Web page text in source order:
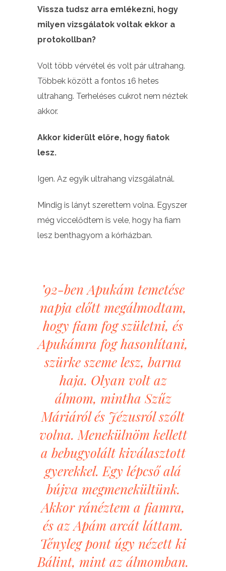
Vissza tudsz arra emlékezni, hogy
milyen vizsgálatok voltak ekkor a
protokollban?
Volt több vérvétel és volt pár ultrahang.
Többek között a fontos 16 hetes
ultrahang. Terheléses cukrot nem néztek
akkor.
Akkor kiderült előre, hogy fiatok
lesz.
Igen. Az egyik ultrahang vizsgálatnál.
Mindig is lányt szerettem volna. Egyszer
még viccelődtem is vele, hogy ha fiam
lesz benthagyom a kórházban.
’92-ben Apukám temetése
napja előtt megálmodtam,
hogy fiam fog születni, és
Apukámra fog hasonlítani,
szürke szeme lesz, barna
haja. Olyan volt az
álmom, mintha Szűz
Máriáról és Jézusról szólt
volna. Menekülnöm kellett
a bebugyolált kiválasztott
gyerekkel. Egy lépcső alá
bújva megmenekültünk.
Akkor ránéztem a fiamra,
és az Apám arcát láttam.
Tényleg pont úgy nézett ki
Bálint, mint az álmomban.